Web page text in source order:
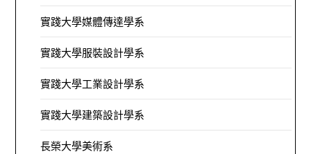
實踐大學媒體傳達學系
實踐大學服裝設計學系
實踐大學工業設計學系
實踐大學建築設計學系
長榮大學美術系